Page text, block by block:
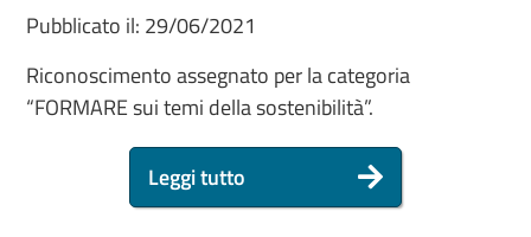
Pubblicato il: 29/06/2021
Riconoscimento assegnato per la categoria
“FORMARE sui temi della sostenibilità”.
Leggi tutto